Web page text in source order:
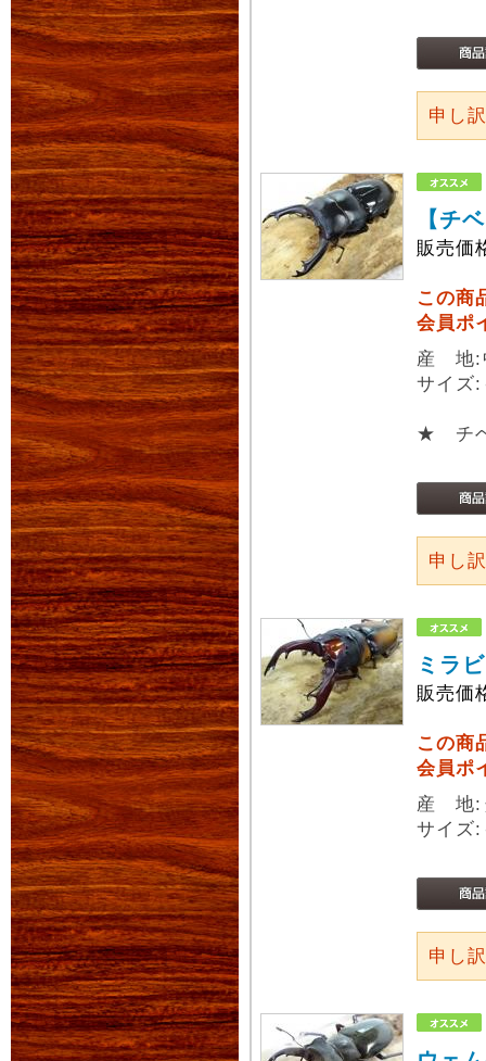
申し
【チ
販売価
この商
会員ポ
産 地:
サイ
★ チ
申し
ミラ
販売価
この商
会員ポ
産 地:
サイ
申し